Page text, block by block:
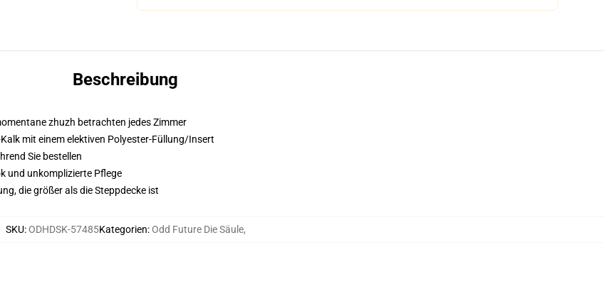
Beschreibung
zhuzh betrachten jedes Zimmer
mit einem elektiven Polyester-Füllung/Insert
Sie bestellen
und unkomplizierte Pflege
die größer als die Steppdecke ist
SKU:ODHDSK-57485Kategorien:Odd Future Die Säule,